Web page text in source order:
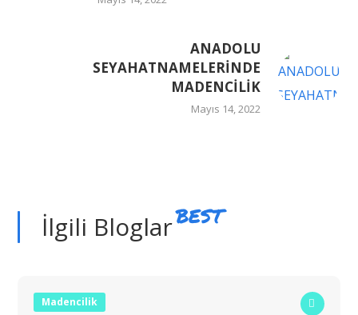
ANADOLU
SEYAHATNAMELERİNDE
MADENCİLİK
Mayıs 14, 2022
İlgili BloglarBEST
Madencilik